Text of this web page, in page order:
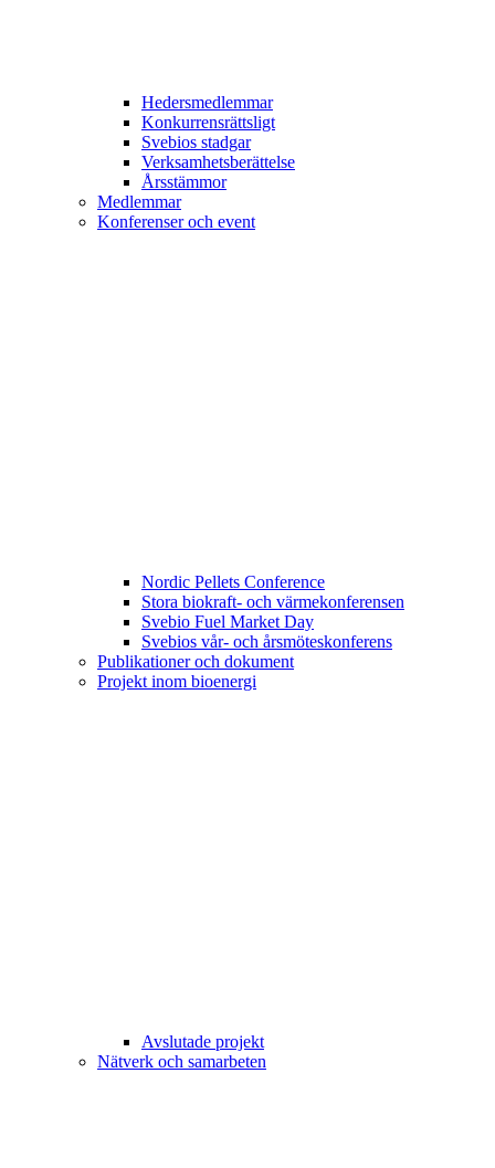
Hedersmedlemmar
Konkurrensrättsligt
Svebios stadgar
Verksamhetsberättelse
Årsstämmor
Medlemmar
Konferenser och event
Nordic Pellets Conference
Stora biokraft- och värmekonferensen
Svebio Fuel Market Day
Svebios vår- och årsmöteskonferens
Publikationer och dokument
Projekt inom bioenergi
Avslutade projekt
Nätverk och samarbeten